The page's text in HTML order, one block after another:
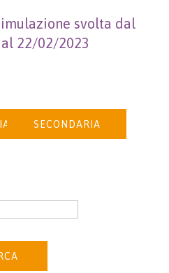
svolta dal
22/02/2023